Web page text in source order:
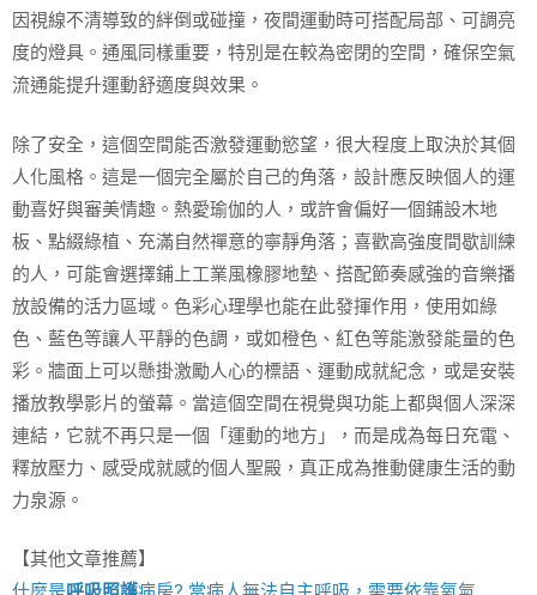
因視線不清導致的絆倒或碰撞，夜間運動時可搭配局部、可調亮
度的燈具。通風同樣重要，特別是在較為密閉的空間，確保空氣
流通能提升運動舒適度與效果。
除了安全，這個空間能否激發運動慾望，很大程度上取決於其個
人化風格。這是一個完全屬於自己的角落，設計應反映個人的運
動喜好與審美情趣。熱愛瑜伽的人，或許會偏好一個鋪設木地
板、點綴綠植、充滿自然禪意的寧靜角落；喜歡高強度間歇訓練
的人，可能會選擇鋪上工業風橡膠地墊、搭配節奏感強的音樂播
放設備的活力區域。色彩心理學也能在此發揮作用，使用如綠
色、藍色等讓人平靜的色調，或如橙色、紅色等能激發能量的色
彩。牆面上可以懸掛激勵人心的標語、運動成就紀念，或是安裝
播放教學影片的螢幕。當這個空間在視覺與功能上都與個人深深
連結，它就不再只是一個「運動的地方」，而是成為每日充電、
釋放壓力、感受成就感的個人聖殿，真正成為推動健康生活的動
力泉源。
【其他文章推薦】